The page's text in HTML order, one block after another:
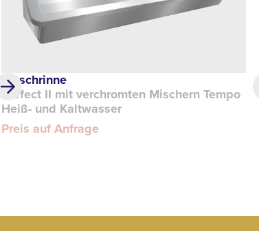
Waschrinne
Perfect II mit verchromten Mischern Tempo
Heiß- und Kaltwasser
Preis auf Anfrage